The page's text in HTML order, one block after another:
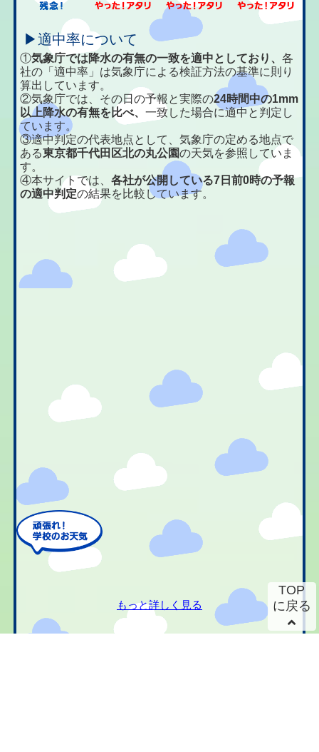
▶適中率について
①気象庁では降水の有無の一致を適中としており、各
社の「適中率」は気象庁による検証方法の基準に則り
算出しています。
②気象庁では、その日の予報と実際の24時間中の1mm
以上降水の有無を比べ、一致した場合に適中と判定し
ています。
③適中判定の代表地点として、気象庁の定める地点で
ある東京都千代田区北の丸公園の天気を参照していま
す。
④本サイトでは、各社が公開している7日前0時の予報
の適中判定の結果を比較しています。
もっと詳しく見る
TOP
に戻る